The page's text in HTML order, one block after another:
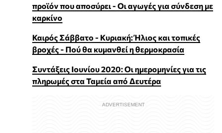
προϊόν που αποσύρει - Οι αγωγές για σύνδεση με
καρκίνο
Καιρός Σάββατο - Κυριακή: Ήλιος και τοπικές
βροχές - Πού θα κυμανθεί η θερμοκρασία
Συντάξεις Ιουνίου 2020: Οι ημερομηνίες για τις
πληρωμές στα Ταμεία από Δευτέρα